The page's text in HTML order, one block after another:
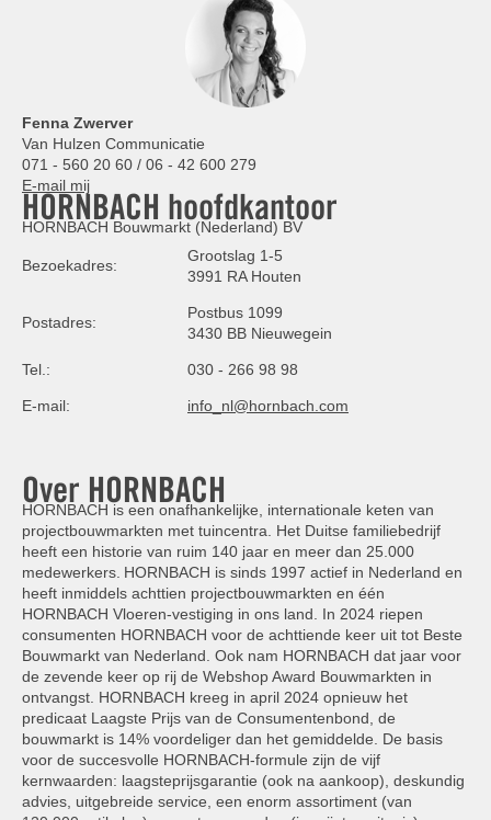
Fenna Zwerver
Van Hulzen Communicatie
071 - 560 20 60 / 06 - 42 600 279
E-mail mij
HORNBACH hoofdkantoor
HORNBACH Bouwmarkt (Nederland) BV
Bezoekadres:
Grootslag 1-5
3991 RA Houten
Postadres:
Postbus 1099
3430 BB Nieuwegein
Tel.: 030 - 266 98 98
E-mail: info_nl@hornbach.com
Over HORNBACH
HORNBACH is een onafhankelijke, internationale keten van
projectbouwmarkten met tuincentra. Het Duitse familiebedrijf
heeft een historie van ruim 140 jaar en meer dan 25.000
medewerkers. HORNBACH is sinds 1997 actief in Nederland en
heeft inmiddels achttien projectbouwmarkten en één
HORNBACH Vloeren-vestiging in ons land. In 2024 riepen
consumenten HORNBACH voor de achttiende keer uit tot Beste
Bouwmarkt van Nederland. Ook nam HORNBACH dat jaar voor
de zevende keer op rij de Webshop Award Bouwmarkten in
ontvangst. HORNBACH kreeg in april 2024 opnieuw het
predicaat Laagste Prijs van de Consumentenbond, de
bouwmarkt is 14% voordeliger dan het gemiddelde. De basis
voor de succesvolle HORNBACH-formule zijn de vijf
kernwaarden: laagsteprijsgarantie (ook na aankoop), deskundig
advies, uitgebreide service, een enorm assortiment (van